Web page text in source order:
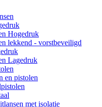
Hogedruk
lekkend - vorstbeveiligd
Lagedruk
en pistolen
met isolatie